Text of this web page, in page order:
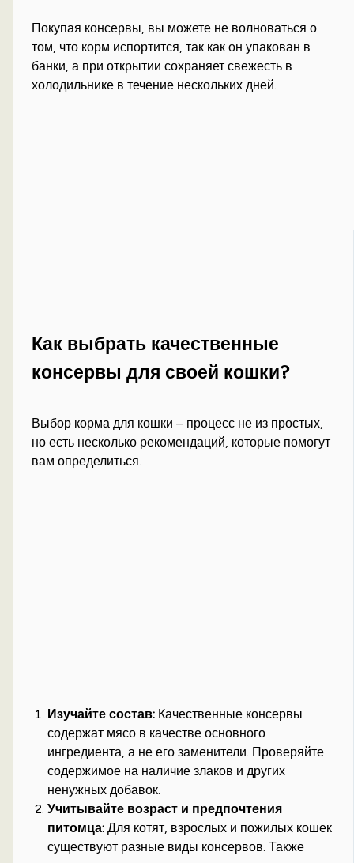
Покупая консервы, вы можете не волноваться о
том, что корм испортится, так как он упакован в
банки, а при открытии сохраняет свежесть в
холодильнике в течение нескольких дней.
Как выбрать качественные
консервы для своей кошки?
Выбор корма для кошки – процесс не из простых,
но есть несколько рекомендаций, которые помогут
вам определиться.
Изучайте состав: Качественные консервы
содержат мясо в качестве основного
ингредиента, а не его заменители. Проверяйте
содержимое на наличие злаков и других
ненужных добавок.
Учитывайте возраст и предпочтения
питомца: Для котят, взрослых и пожилых кошек
существуют разные виды консервов. Также